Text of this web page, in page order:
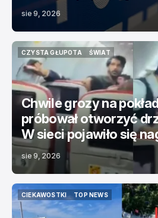
sie 9, 2026
CZYSTA GŁUPOTA
CZYSTA GŁUPOTA
ŚWIAT
ŚWIAT
Chwile grozy na
próbował otworzyć
W sieci pojawiło się
sie 9, 2026
CIEKAWOSTKI
CIEKAWOSTKI
TOP NEWS
TOP NEWS